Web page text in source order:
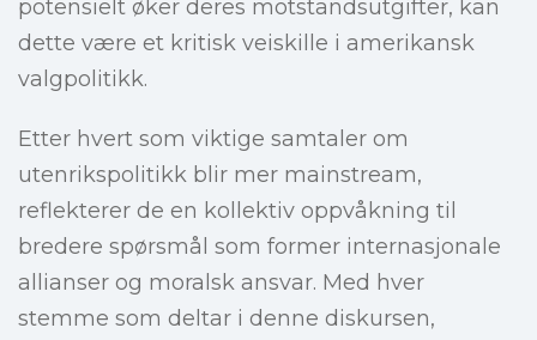
potensielt øker deres motstandsutgifter, kan
dette være et kritisk veiskille i amerikansk
valgpolitikk.
Etter hvert som viktige samtaler om
utenrikspolitikk blir mer mainstream,
reflekterer de en kollektiv oppvåkning til
bredere spørsmål som former internasjonale
allianser og moralsk ansvar. Med hver
stemme som deltar i denne diskursen,